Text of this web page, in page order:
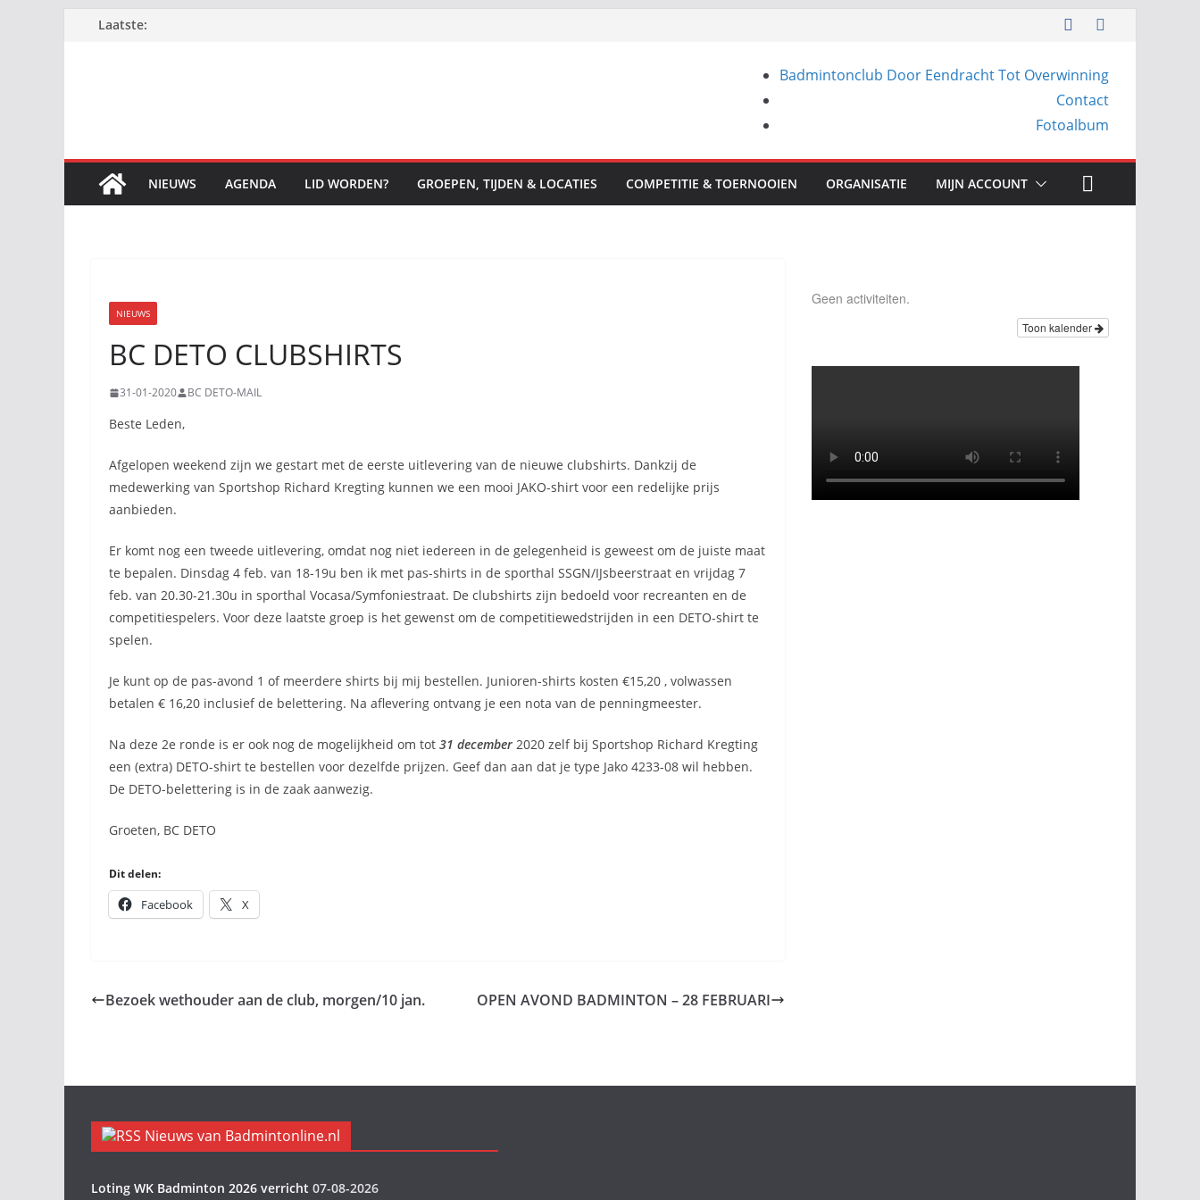
Laatste:
Badmintonclub Door Eendracht Tot Overwinning
Contact
Fotoalbum
NIEUWS AGENDA LID WORDEN? GROEPEN, TIJDEN & LOCATIES COMPETITIE & TOERNOOIEN ORGANISATIE MIJN ACCOUNT
NIEUWS
BC DETO CLUBSHIRTS
31-01-2020 BC DETO-MAIL
Beste Leden,
Afgelopen weekend zijn we gestart met de eerste uitlevering van de nieuwe clubshirts. Dankzij de
medewerking van Sportshop Richard Kregting kunnen we een mooi JAKO-shirt voor een redelijke prijs
aanbieden.
Er komt nog een tweede uitlevering, omdat nog niet iedereen in de gelegenheid is geweest om de juiste maat
te bepalen. Dinsdag 4 feb. van 18-19u ben ik met pas-shirts in de sporthal SSGN/IJsbeerstraat en vrijdag 7
feb. van 20.30-21.30u in sporthal Vocasa/Symfoniestraat. De clubshirts zijn bedoeld voor recreanten en de
competitiespelers. Voor deze laatste groep is het gewenst om de competitiewedstrijden in een DETO-shirt te
spelen.
Je kunt op de pas-avond 1 of meerdere shirts bij mij bestellen. Junioren-shirts kosten €15,20 , volwassen
betalen € 16,20 inclusief de belettering. Na aflevering ontvang je een nota van de penningmeester.
Na deze 2e ronde is er ook nog de mogelijkheid om tot 31 december 2020 zelf bij Sportshop Richard Kregting
een (extra) DETO-shirt te bestellen voor dezelfde prijzen. Geef dan aan dat je type Jako 4233-08 wil hebben.
De DETO-belettering is in de zaak aanwezig.
Groeten, BC DETO
Dit delen:
Facebook X
Bezoek wethouder aan de club, morgen/10 jan. OPEN AVOND BADMINTON – 28 FEBRUARI
Geen activiteiten.
Toon kalender
Nieuws van Badmintonline.nl
Loting WK Badminton 2026 verricht 07-08-2026